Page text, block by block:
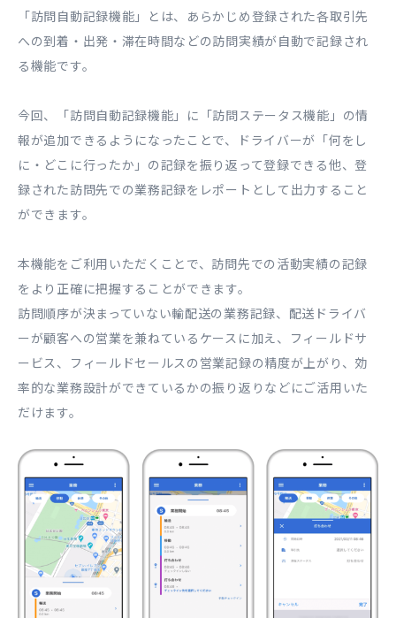
「訪問自動記録機能」とは、あらかじめ登録された各取引先
への到着・出発・滞在時間などの訪問実績が自動で記録され
る機能です。
今回、「訪問自動記録機能」に「訪問ステータス機能」の情
報が追加できるようになったことで、ドライバーが「何をし
に・どこに行ったか」の記録を振り返って登録できる他、登
録された訪問先での業務記録をレポートとして出力すること
ができます。
本機能をご利用いただくことで、訪問先での活動実績の記録
をより正確に把握することができます。
訪問順序が決まっていない輸配送の業務記録、配送ドライバ
ーが顧客への営業を兼ねているケースに加え、フィールドサ
ービス、フィールドセールスの営業記録の精度が上がり、効
率的な業務設計ができているかの振り返りなどにご活用いた
だけます。